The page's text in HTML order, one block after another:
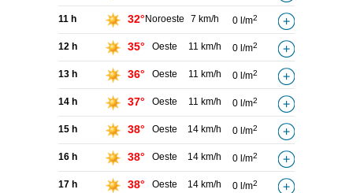
11 h 32° Noroeste 7 km/h 0 l/m2
12 h 35° Oeste 11 km/h 0 l/m2
13 h 36° Oeste 11 km/h 0 l/m2
14 h 37° Oeste 11 km/h 0 l/m2
15 h 38° Oeste 14 km/h 0 l/m2
16 h 38° Oeste 14 km/h 0 l/m2
17 h 38° Oeste 14 km/h 0 l/m2